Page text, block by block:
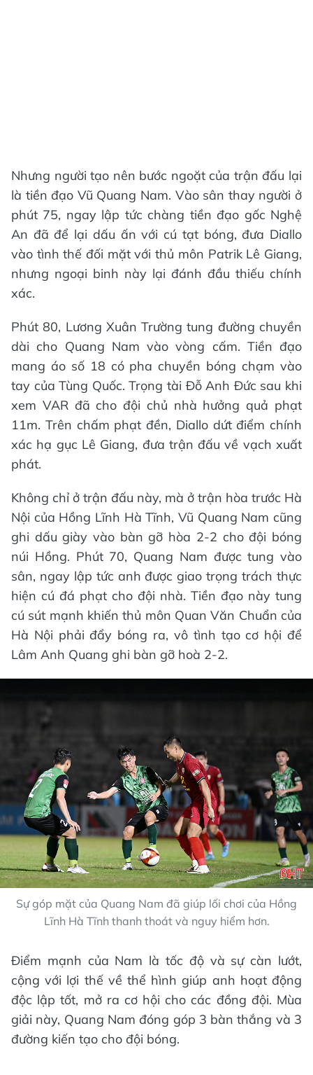
Nhưng người tạo nên bước ngoặt của trận đấu lại
là tiền đạo Vũ Quang Nam. Vào sân thay người ở
phút 75, ngay lập tức chàng tiền đạo gốc Nghệ
An đã để lại dấu ấn với cú tạt bóng, đưa Diallo
vào tình thế đối mặt với thủ môn Patrik Lê Giang,
nhưng ngoại binh này lại đánh đầu thiếu chính
xác.
Phút 80, Lương Xuân Trường tung đường chuyền
dài cho Quang Nam vào vòng cấm. Tiền đạo
mang áo số 18 có pha chuyền bóng chạm vào
tay của Tùng Quốc. Trọng tài Đỗ Anh Đức sau khi
xem VAR đã cho đội chủ nhà hưởng quả phạt
11m. Trên chấm phạt đền, Diallo dứt điểm chính
xác hạ gục Lê Giang, đưa trận đấu về vạch xuất
phát.
Không chỉ ở trận đấu này, mà ở trận hòa trước Hà
Nội của Hồng Lĩnh Hà Tĩnh, Vũ Quang Nam cũng
ghi dấu giày vào bàn gỡ hòa 2-2 cho đội bóng
núi Hồng. Phút 70, Quang Nam được tung vào
sân, ngay lập tức anh được giao trọng trách thực
hiện cú đá phạt cho đội nhà. Tiền đạo này tung
cú sút mạnh khiến thủ môn Quan Văn Chuẩn của
Hà Nội phải đẩy bóng ra, vô tình tạo cơ hội để
Lâm Anh Quang ghi bàn gỡ hoà 2-2.
Sự góp mặt của Quang Nam đã giúp lối chơi của Hồng
Lĩnh Hà Tĩnh thanh thoát và nguy hiểm hơn.
Điểm mạnh của Nam là tốc độ và sự càn lướt,
cộng với lợi thế về thể hình giúp anh hoạt động
độc lập tốt, mở ra cơ hội cho các đồng đội. Mùa
giải này, Quang Nam đóng góp 3 bàn thắng và 3
đường kiến tạo cho đội bóng.